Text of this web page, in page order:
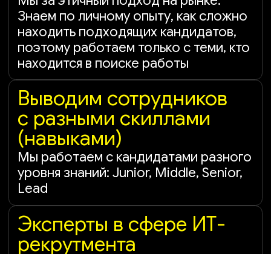
Превышаем
ожидания
клиентов